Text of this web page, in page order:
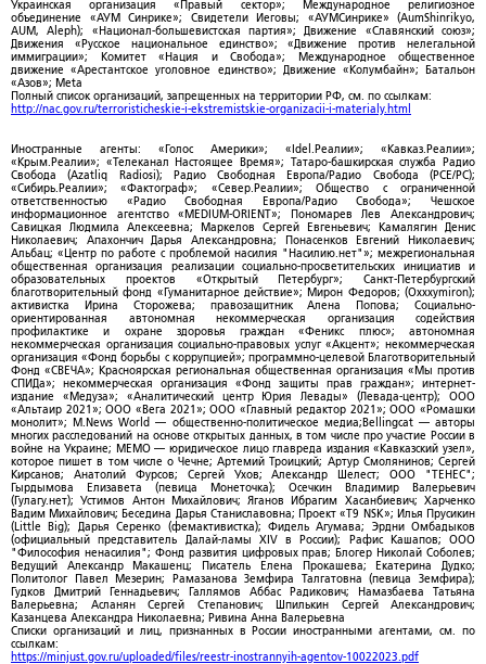
Украинская организация «Правый сектор»; Международное религиозное
объединение «АУМ Синрике»; Свидетели Иеговы; «АУМСинрике» (AumShinrikyo,
AUM, Aleph); «Национал-большевистская партия»; Движение «Славянский союз»;
Движения «Русское национальное единство»; «Движение против нелегальной
иммиграции»; Комитет «Нация и Свобода»; Международное общественное
движение «Арестантское уголовное единство»; Движение «Колумбайн»; Батальон
«Азов»; Meta
Полный список организаций, запрещенных на территории РФ, см. по ссылкам:
http://nac.gov.ru/terroristicheskie-i-ekstremistskie-organizacii-i-materialy.html
Иностранные агенты: «Голос Америки»; «Idel.Реалии»; «Кавказ.Реалии»;
«Крым.Реалии»; «Телеканал Настоящее Время»; Татаро-башкирская служба Радио
Свобода (Azatliq Radiosi); Радио Свободная Европа/Радио Свобода (PCE/PC);
«Сибирь.Реалии»; «Фактограф»; «Север.Реалии»; Общество с ограниченной
ответственностью «Радио Свободная Европа/Радио Свобода»; Чешское
информационное агентство «MEDIUM-ORIENT»; Пономарев Лев Александрович;
Савицкая Людмила Алексеевна; Маркелов Сергей Евгеньевич; Камалягин Денис
Николаевич; Апахончич Дарья Александровна; Понасенков Евгений Николаевич;
Альбац; «Центр по работе с проблемой насилия "Насилию.нет"»; межрегиональная
общественная организация реализации социально-просветительских инициатив и
образовательных проектов «Открытый Петербург»; Санкт-Петербургский
благотворительный фонд «Гуманитарное действие»; Мирон Федоров; (Oxxxymiron);
активистка Ирина Сторожева; правозащитник Алена Попова; Социально-
ориентированная автономная некоммерческая организация содействия
профилактике и охране здоровья граждан «Феникс плюс»; автономная
некоммерческая организация социально-правовых услуг «Акцент»; некоммерческая
организация «Фонд борьбы с коррупцией»; программно-целевой Благотворительный
Фонд «СВЕЧА»; Красноярская региональная общественная организация «Мы против
СПИДа»; некоммерческая организация «Фонд защиты прав граждан»; интернет-
издание «Медуза»; «Аналитический центр Юрия Левады» (Левада-центр); ООО
«Альтаир 2021»; ООО «Вега 2021»; ООО «Главный редактор 2021»; ООО «Ромашки
монолит»; M.News World — общественно-политическое медиа;Bellingcat — авторы
многих расследований на основе открытых данных, в том числе про участие России в
войне на Украине; МЕМО — юридическое лицо главреда издания «Кавказский узел»,
которое пишет в том числе о Чечне; Артемий Троицкий; Артур Смолянинов; Сергей
Кирсанов; Анатолий Фурсов; Сергей Ухов; Александр Шелест; ООО "ТЕНЕС";
Гырдымова Елизавета (певица Монеточка); Осечкин Владимир Валерьевич
(Гулагу.нет); Устимов Антон Михайлович; Яганов Ибрагим Хасанбиевич; Харченко
Вадим Михайлович; Беседина Дарья Станиславовна; Проект «T9 NSK»; Илья Прусикин
(Little Big); Дарья Серенко (фемактивистка); Фидель Агумава; Эрдни Омбадыков
(официальный представитель Далай-ламы XIV в России); Рафис Кашапов; ООО
"Философия ненасилия"; Фонд развития цифровых прав; Блогер Николай Соболев;
Ведущий Александр Макашенц; Писатель Елена Прокашева; Екатерина Дудко;
Политолог Павел Мезерин; Рамазанова Земфира Талгатовна (певица Земфира);
Гудков Дмитрий Геннадьевич; Галлямов Аббас Радикович; Намазбаева Татьяна
Валерьевна; Асланян Сергей Степанович; Шпилькин Сергей Александрович;
Казанцева Александра Николаевна; Ривина Анна Валерьевна
Списки организаций и лиц, признанных в России иностранными агентами, см. по
ссылкам:
https://minjust.gov.ru/uploaded/files/reestr-inostrannyih-agentov-10022023.pdf